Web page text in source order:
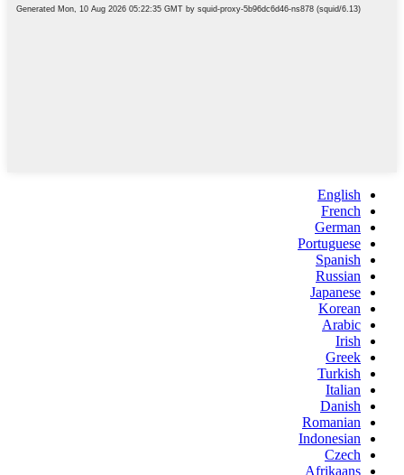
English
French
German
Portuguese
Spanish
Russian
Japanese
Korean
Arabic
Irish
Greek
Turkish
Italian
Danish
Romanian
Indonesian
Czech
Afrikaans